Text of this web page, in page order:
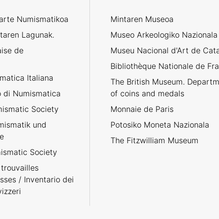
Numismatikoa
Lagunak.
de
Italiana
di Numismatica
Society
und
Society
/ Inventario dei
Mintaren Museoa
Museo Arkeologiko Nazionala
Museu Nacional d'Art de
Bibliothèque Nationale de
The British Museum.
of coins and medals
Monnaie de Paris
Potosiko Moneta Nazionala
The Fitzwilliam Museum